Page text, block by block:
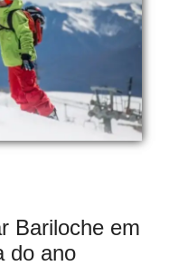
Bariloche em
do ano